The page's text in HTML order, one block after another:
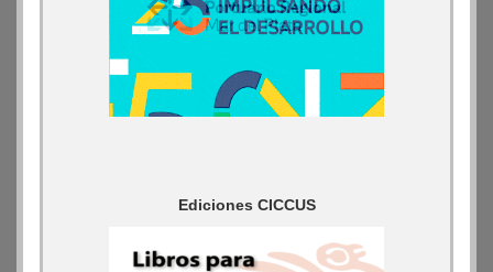
Ediciones CICCUS